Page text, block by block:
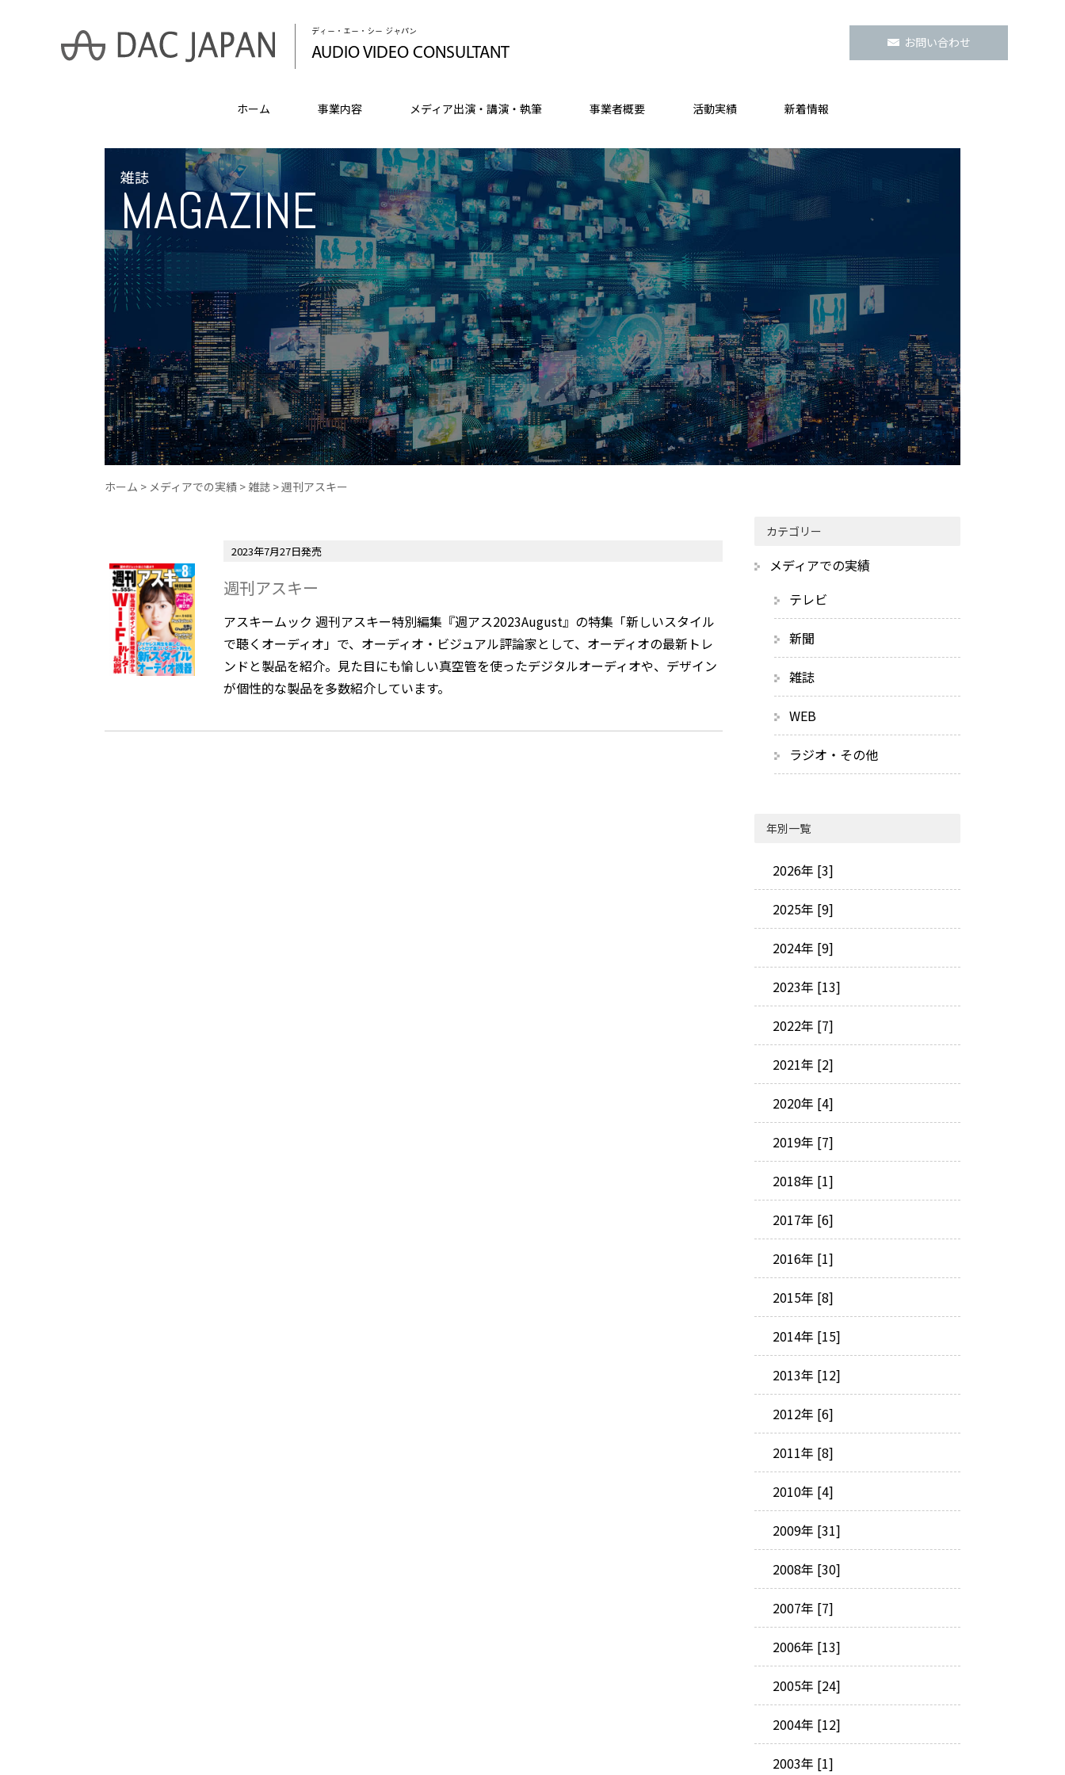
ディー・エー・シー ジャパン
AUDIO VIDEO CONSULTANT
お問い合わせ
ホーム 事業内容 メディア出演・講演・執筆 事業者概要 活動実績 新着情報
雑誌
MAGAZINE
ホーム > メディアでの実績 > 雑誌 >週刊アスキー
2023年7月27日発売
週刊アスキー
アスキームック 週刊アスキー特別編集『週アス2023August』の特集「新しいスタイル
で聴くオーディオ」で、オーディオ・ビジュアル評論家として、オーディオの最新トレ
ンドと製品を紹介。見た目にも愉しい真空管を使ったデジタルオーディオや、デザイン
が個性的な製品を多数紹介しています。
カテゴリー
メディアでの実績
テレビ
新聞
雑誌
WEB
ラジオ・その他
年別一覧
2026年 [3]
2025年 [9]
2024年 [9]
2023年 [13]
2022年 [7]
2021年 [2]
2020年 [4]
2019年 [7]
2018年 [1]
2017年 [6]
2016年 [1]
2015年 [8]
2014年 [15]
2013年 [12]
2012年 [6]
2011年 [8]
2010年 [4]
2009年 [31]
2008年 [30]
2007年 [7]
2006年 [13]
2005年 [24]
2004年 [12]
2003年 [1]